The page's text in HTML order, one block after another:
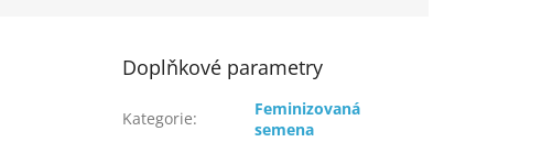
Doplňkové parametry
Kategorie:
Feminizovaná
semena